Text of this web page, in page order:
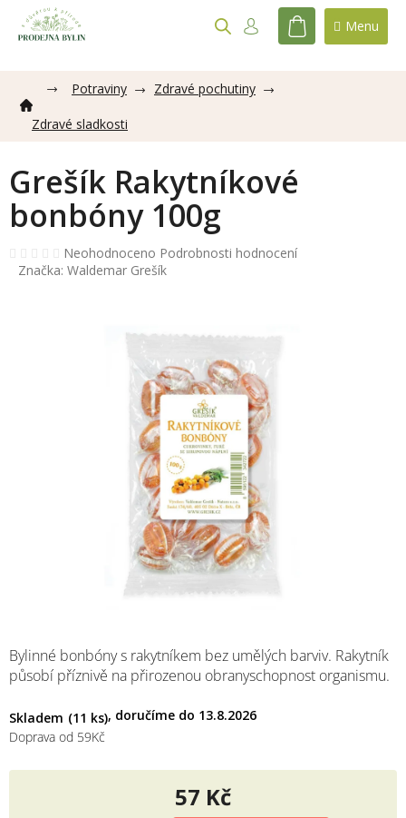
obsah
NÁKUPNÍ
Potraviny Zdravé pochutiny
Zdravé sladkosti
Grešík Rakytníkové
bonbóny 100g
Průměrné
hodnocení
Neohodnoceno Podrobnosti hodnocení
Značka: Waldemar Grešík
Skladem (11 ks) 13.8.2026
Bylinné bonbóny s rakytníkem bez umělých barviv. Rakytník
působí příznivě na přirozenou obranyschopnost organismu.
Doprava od 59Kč
57 Kč